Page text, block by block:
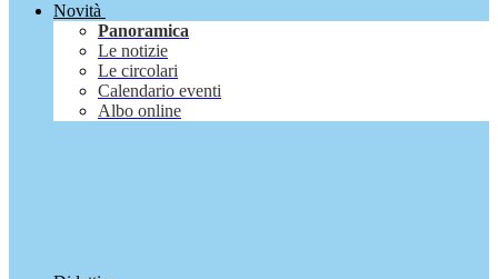
Novità
Panoramica
Le notizie
Le circolari
Calendario eventi
Albo online